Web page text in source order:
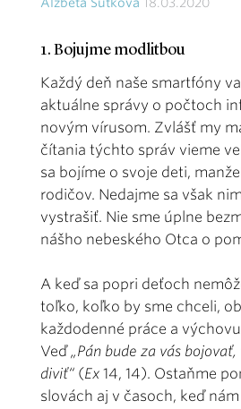
1. Bojujme modlitbou
Každý deň naše smartfóny
aktuálne správy o počtoch
novým vírusom. Zvlášť my
čítania týchto správ vieme
sa bojíme o svoje deti,
rodičov. Nedajme sa však
vystrašiť. Nie sme úplne
nášho nebeského Otca o
A keď sa popri deťoch
toľko, koľko by sme chceli,
každodenné práce a
Veď„Pán bude za vás
diviť“ (Ex 14, 14). Ostaňme
slovách aj v časoch, keď